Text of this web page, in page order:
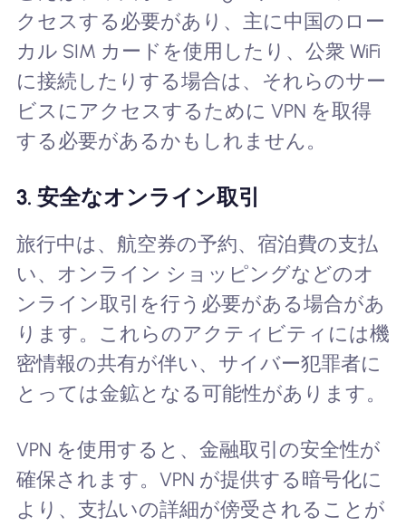
クセスする必要があり、主に中国のロー
カル SIM カードを使用したり、公衆 WiFi
に接続したりする場合は、それらのサー
ビスにアクセスするために VPN を取得
する必要があるかもしれません。
3. 安全なオンライン取引
旅行中は、航空券の予約、宿泊費の支払
い、オンライン ショッピングなどのオ
ンライン取引を行う必要がある場合があ
ります。これらのアクティビティには機
密情報の共有が伴い、サイバー犯罪者に
とっては金鉱となる可能性があります。
VPN を使用すると、金融取引の安全性が
確保されます。VPN が提供する暗号化に
より、支払いの詳細が傍受されることが